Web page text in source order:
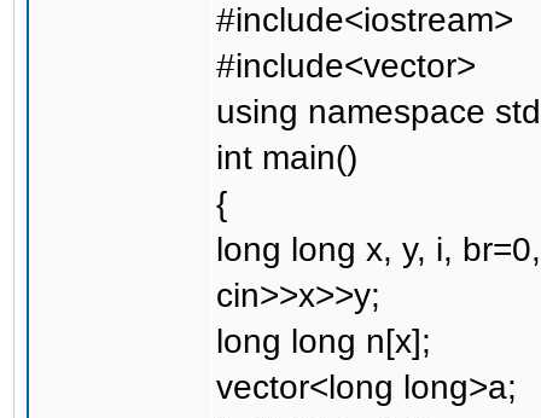
#include<iostream>
#include<vector>
using namespace
int main()
{
long long x, y, i,
cin>>x>>y;
long long n[x];
vector<long long>a;